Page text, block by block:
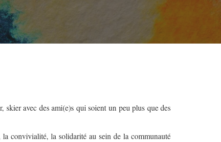
skier avec des ami(e)s qui soient un peu plus que des
convivialité, la solidarité au sein de la communauté